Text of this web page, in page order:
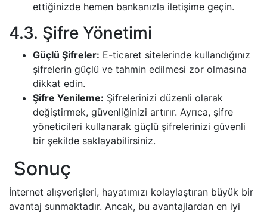
ettiğinizde hemen bankanızla iletişime geçin.
4.3. Şifre Yönetimi
Güçlü Şifreler: E-ticaret sitelerinde kullandığınız
şifrelerin güçlü ve tahmin edilmesi zor olmasına
dikkat edin.
Şifre Yenileme: Şifrelerinizi düzenli olarak
değiştirmek, güvenliğinizi artırır. Ayrıca, şifre
yöneticileri kullanarak güçlü şifrelerinizi güvenli
bir şekilde saklayabilirsiniz.
Sonuç
İnternet alışverişleri, hayatımızı kolaylaştıran büyük bir
avantaj sunmaktadır. Ancak, bu avantajlardan en iyi